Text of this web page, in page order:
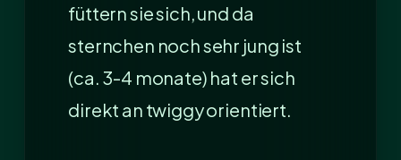
füttern sie sich, und da
sternchen noch sehr jung ist
(ca. 3-4 monate) hat er sich
direkt an twiggy orientiert.